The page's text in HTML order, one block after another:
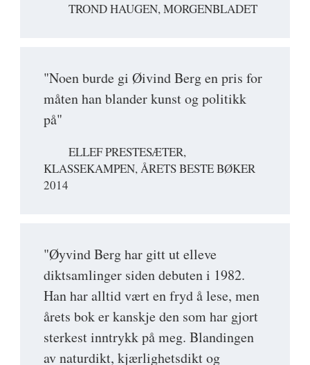
TROND HAUGEN, MORGENBLADET
"Noen burde gi Øivind Berg en pris for
måten han blander kunst og politikk
på"
ELLEF PRESTESÆTER,
KLASSEKAMPEN, ÅRETS BESTE BØKER
2014
"Øyvind Berg har gitt ut elleve
diktsamlinger siden debuten i 1982.
Han har alltid vært en fryd å lese, men
årets bok er kanskje den som har gjort
sterkest inntrykk på meg. Blandingen
av naturdikt, kjærlighetsdikt og